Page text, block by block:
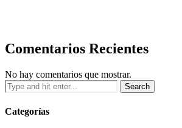
Comentarios Recientes
No hay comentarios que mostrar.
Categorías